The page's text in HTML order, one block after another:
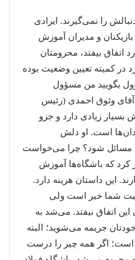
را نمی‌گیرند. ایرادی
و مدیران آموزش
اتفاق بیفتد، محرومتان
در کمیته تعیین وضعیت بوده
بگویید من مسؤول
وثوق احمدی (رئیس
بسیار زیادی دارد و جزو
است. او دلش
مسائل شود؟ چرا می‌خواست
کرد که باشگاه‌ها آموزش
این داستان هزینه دارد.
شما خیر است ولی
اتفاق نیفتد. می‌شد به
جریمه می‌شوید؛ البته
اگر همه چیز را درست